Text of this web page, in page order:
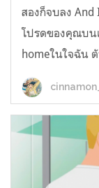
สองก็จบลง And
โปรดของคุณบน
homeในใจฉัน